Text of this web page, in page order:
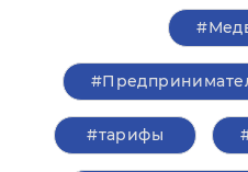
#тарифы